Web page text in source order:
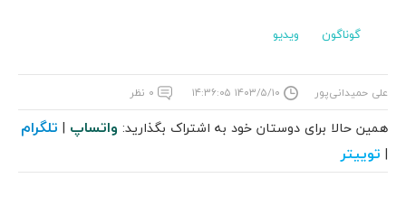
گوناگون ویدیو
علی حمیدانی‌پور ۱۴۰۳/۵/۱۰ ۱۴:۳۶:۰۵ ۰ نظر
همین حالا برای دوستان خود به اشتراک بگذارید: واتساپ | تلگرام
| توییتر